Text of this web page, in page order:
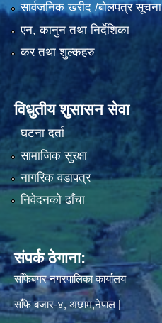
सार्वजनिक खरीद /बोलपत्र सूचना
एन, कानुन तथा निर्देशिका
कर तथा शुल्कहरु
विधुतीय शुसासन सेवा
घटना दर्ता
सामाजिक सुरक्षा
नागरिक वडापत्र
निवेदनको ढाँचा
संपर्क ठेगाना:
साँफेबगर नगरपालिका कार्यालय
साँफे बजार-४, अछाम,नेपाल |